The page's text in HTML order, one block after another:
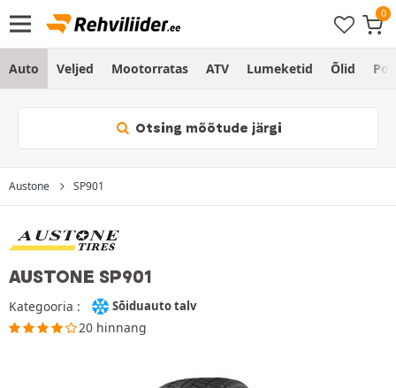
Auto Veljed Mootorratas ATV Lumeketid Õlid
Otsing mõõtude järgi
Austone SP901
AUSTONE SP901
Kategooria : Sõiduauto talv
20 hinnang